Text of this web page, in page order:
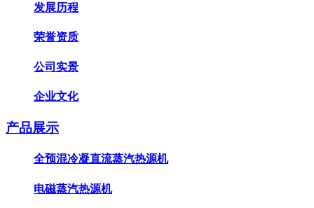
发展历程
荣誉资质
公司实景
企业文化
产品展示
全预混冷凝直流蒸汽热源机
电磁蒸汽热源机